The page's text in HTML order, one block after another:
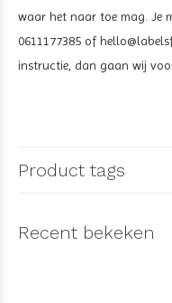
waar het naar toe mag. Je
0611177385 of
instructie, dan gaan wij
Product tags
Recent bekeken